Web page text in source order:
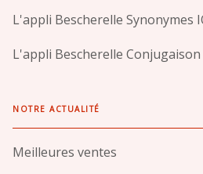
L'appli Bescherelle Synonymes
L'appli Bescherelle Conjugaison
NOTRE ACTUALITÉ
Meilleures ventes